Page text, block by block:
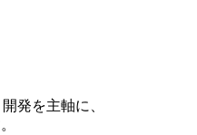
発を主軸に、